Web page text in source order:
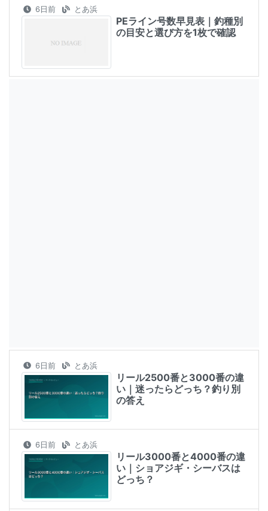
6日前 とあ浜
PEライン号数早見表｜釣種別
の目安と選び方を1枚で確認
6日前 とあ浜
リール2500番と3000番の違
い｜迷ったらどっち？釣り別
の答え
6日前 とあ浜
リール3000番と4000番の違
い｜ショアジギ・シーバスは
どっち？